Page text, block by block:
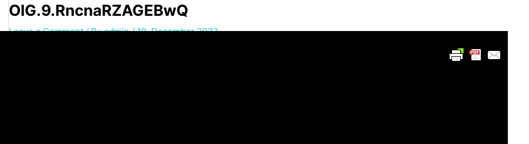
OIG.9.RncnaRZAGEBwQ
Leave a Comment / Byadmin/19. December 2023